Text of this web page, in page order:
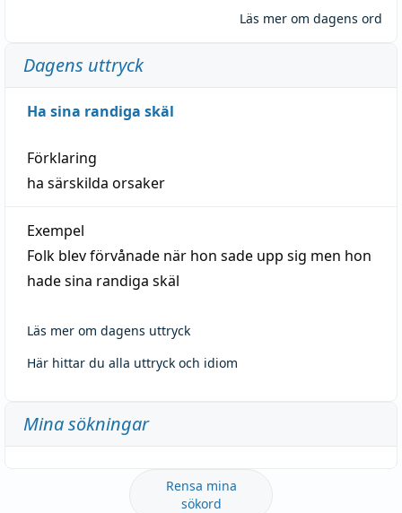
Läs mer om dagens ord
Dagens uttryck
Ha sina randiga skäl
Förklaring
ha särskilda orsaker
Exempel
Folk blev förvånade när hon sade upp sig men hon
hade sina randiga skäl
Läs mer om dagens uttryck
Här hittar du alla uttryck och idiom
Mina sökningar
Rensa mina
sökord